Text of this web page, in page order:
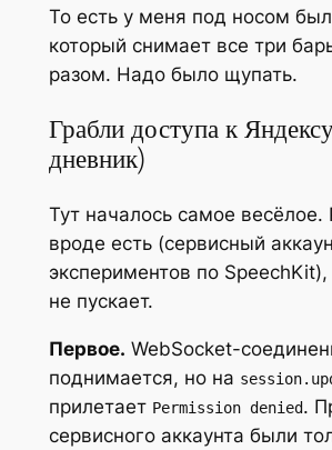
То есть у меня под носом
который снимает все три
разом. Надо было щупать.
Грабли доступа к
дневник)
Тут началось самое весёлое.
вроде есть (сервисный
экспериментов по
не пускает.
Первое. WebSocket-
поднимается, но на
прилетает Permission denied.
сервисного аккаунта были